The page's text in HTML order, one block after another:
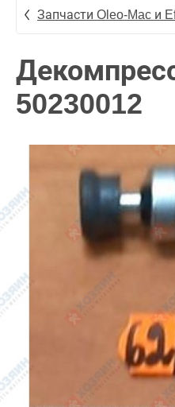
Запчасти Oleo-Mac и
50230012